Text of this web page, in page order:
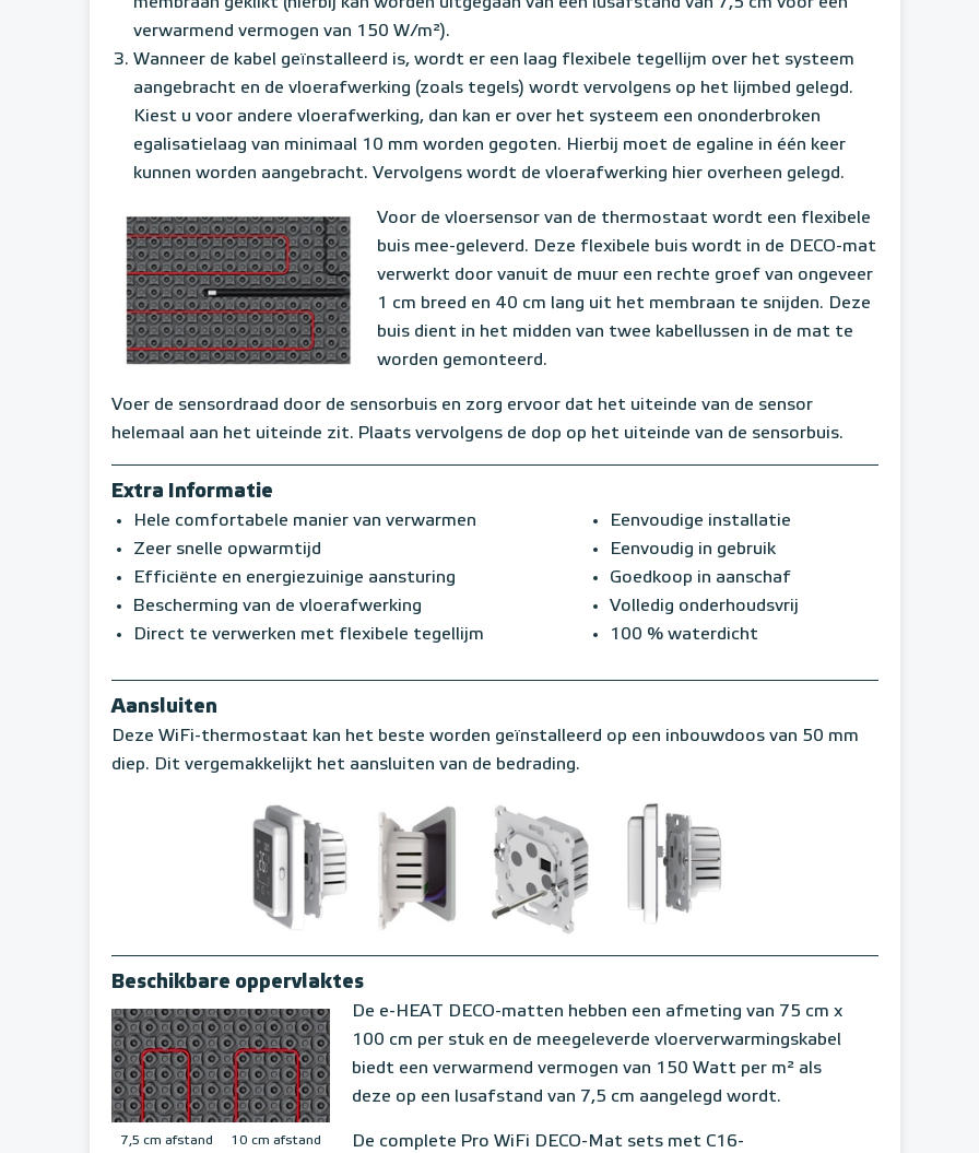
verwarmend vermogen van 150 W/m²).
Wanneer de kabel geïnstalleerd is, wordt er een laag flexibele tegellijm over het systeem
aangebracht en de vloerafwerking (zoals tegels) wordt vervolgens op het lijmbed gelegd.
Kiest u voor andere vloerafwerking, dan kan er over het systeem een ononderbroken
egalisatielaag van minimaal 10 mm worden gegoten. Hierbij moet de egaline in één keer
kunnen worden aangebracht. Vervolgens wordt de vloerafwerking hier overheen gelegd.
Voor de vloersensor van de thermostaat wordt een flexibele
buis mee-geleverd. Deze flexibele buis wordt in de DECO-mat
verwerkt door vanuit de muur een rechte groef van ongeveer
1 cm breed en 40 cm lang uit het membraan te snijden. Deze
buis dient in het midden van twee kabellussen in de mat te
worden gemonteerd.
Voer de sensordraad door de sensorbuis en zorg ervoor dat het uiteinde van de sensor
helemaal aan het uiteinde zit. Plaats vervolgens de dop op het uiteinde van de sensorbuis.
Extra Informatie
Hele comfortabele manier van verwarmen
Zeer snelle opwarmtijd
Efficiënte en energiezuinige aansturing
Bescherming van de vloerafwerking
Direct te verwerken met flexibele tegellijm
Eenvoudige installatie
Eenvoudig in gebruik
Goedkoop in aanschaf
Volledig onderhoudsvrij
100 % waterdicht
Aansluiten
Deze WiFi-thermostaat kan het beste worden geïnstalleerd op een inbouwdoos van 50 mm
diep. Dit vergemakkelijkt het aansluiten van de bedrading.
Beschikbare oppervlaktes
7,5 cm afstand 10 cm afstand
De e-HEAT DECO-matten hebben een afmeting van 75 cm x
100 cm per stuk en de meegeleverde vloerverwarmingskabel
biedt een verwarmend vermogen van 150 Watt per m² als
deze op een lusafstand van 7,5 cm aangelegd wordt.
De complete Pro WiFi DECO-Mat sets met C16-